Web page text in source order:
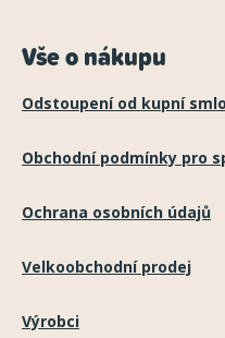
Vše o nákupu
Odstoupení od kupní
Obchodní podmínky pro
Ochrana osobních údajů
Velkoobchodní prodej
Výrobci